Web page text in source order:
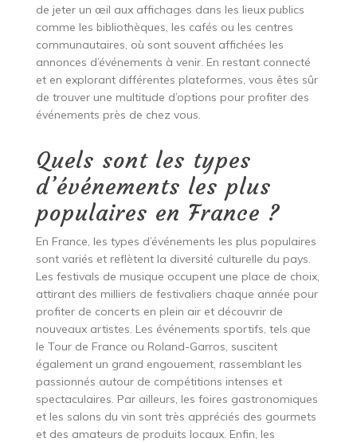
de jeter un œil aux affichages dans les lieux publics
comme les bibliothèques, les cafés ou les centres
communautaires, où sont souvent affichées les
annonces d’événements à venir. En restant connecté
et en explorant différentes plateformes, vous êtes sûr
de trouver une multitude d’options pour profiter des
événements près de chez vous.
Quels sont les types
d’événements les plus
populaires en France ?
En France, les types d’événements les plus populaires
sont variés et reflètent la diversité culturelle du pays.
Les festivals de musique occupent une place de choix,
attirant des milliers de festivaliers chaque année pour
profiter de concerts en plein air et découvrir de
nouveaux artistes. Les événements sportifs, tels que
le Tour de France ou Roland-Garros, suscitent
également un grand engouement, rassemblant les
passionnés autour de compétitions intenses et
spectaculaires. Par ailleurs, les foires gastronomiques
et les salons du vin sont très appréciés des gourmets
et des amateurs de produits locaux. Enfin, les